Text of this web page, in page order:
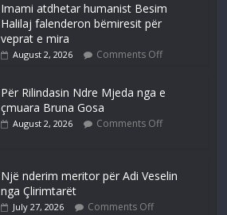
Imami atdhetar humanist Besim
Halilaj falenderon bëmiresit për
veprat e mira
August 2, 2026 Comments Off
Për Rilindasin Ndre Mjeda nga e
çmuara Bruna Gosa
August 2, 2026 Comments Off
Një nderim meritor për Adi Veselin
nga Çlirimtarët
July 27, 2026 Comments Off